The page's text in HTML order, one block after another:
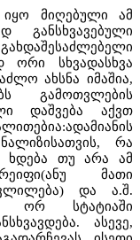
იყო მიღებული ამ
განსხვავებული
ორი სხვადასხვა
ახსნა იმაშია,
გამოთვლების
დაშვება აქვთ
რა
ხდება თუ არა ამ
მათი
და ა.შ.
ორ სტატიაში
ასევე,